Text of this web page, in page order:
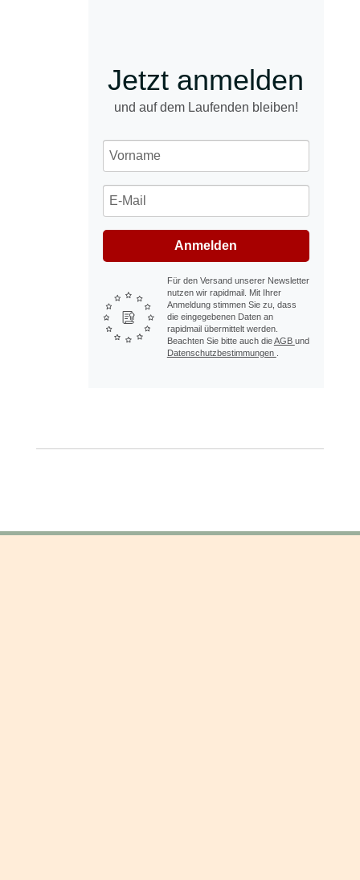
Jetzt anmelden
und auf dem Laufenden bleiben!
Anmelden
Für den Versand unserer Newsletter
nutzen wir rapidmail. Mit Ihrer
Anmeldung stimmen Sie zu, dass
die eingegebenen Daten an
rapidmail übermittelt werden.
Beachten Sie bitte auch dieAGB und
Datenschutzbestimmungen